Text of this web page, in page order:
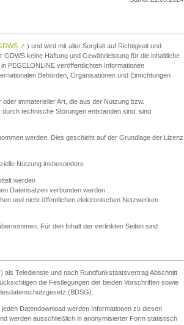
↗ ) und wird mit aller Sorgfalt auf Richtigkeit und
keine Haftung und Gewährleistung für die inhaltliche
PEGELONLINE veröffentlichten Informationen
Behörden, Organisationen und Einrichtungen
immaterieller Art, die aus der Nutzung bzw.
technische Störungen entstanden sind, sind
werden. Dies geschieht auf der Grundlage der Lizenz
Nutzung insbesondere
werden
Datensätzen verbunden werden
und nicht öffentlichen elektronischen Netzwerken
Für den Inhalt der verlinkten Seiten sind
als Teledienste und nach Rundfunkstaatsvertrag Abschnitt
die Festlegungen der beiden Vorschriften sowie
(BDSG).
Datendownload werden Informationen zu diesen
werden ausschließlich in anonymisierter Form statistisch